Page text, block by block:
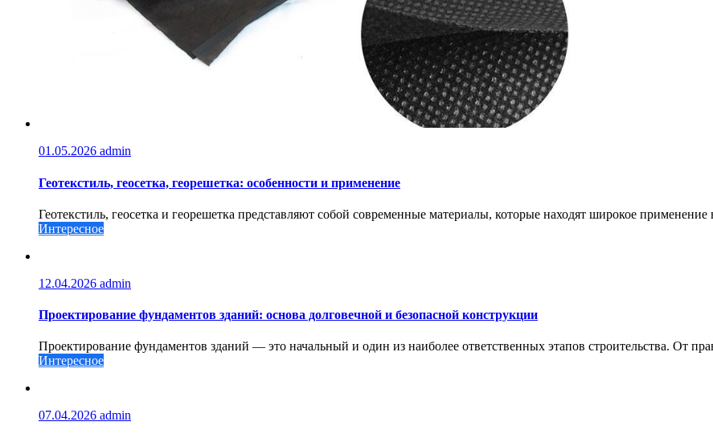
01.05.2026 admin
Геотекстиль, геосетка, георешетка: особенности и применение
Геотекстиль, геосетка и георешетка представляют собой современные материалы, которые находят широкое применение
Интересное
12.04.2026 admin
Проектирование фундаментов зданий: основа долговечной и безопасной конструкции
Проектирование фундаментов зданий — это начальный и один из наиболее ответственных этапов строительства. От
Интересное
07.04.2026 admin